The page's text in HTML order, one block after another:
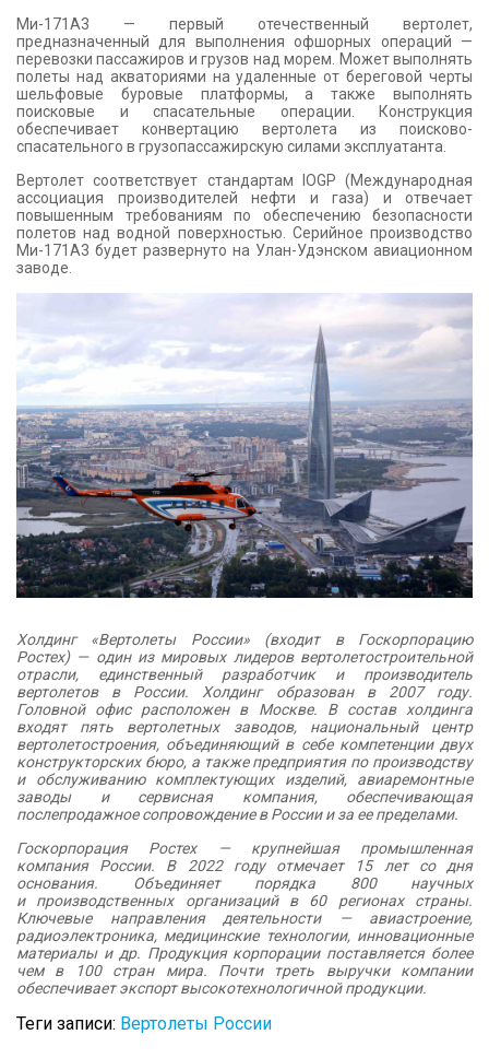
Ми-171А3 — первый отечественный вертолет,
предназначенный для выполнения офшорных операций —
перевозки пассажиров и грузов над морем. Может выполнять
полеты над акваториями на удаленные от береговой черты
шельфовые буровые платформы, а также выполнять
поисковые и спасательные операции. Конструкция
обеспечивает конвертацию вертолета из поисково-
спасательного в грузопассажирскую силами эксплуатанта.
Вертолет соответствует стандартам IOGP (Международная
ассоциация производителей нефти и газа) и отвечает
повышенным требованиям по обеспечению безопасности
полетов над водной поверхностью. Серийное производство
Ми-171А3 будет развернуто на Улан-Удэнском авиационном
заводе.
Холдинг «Вертолеты России» (входит в Госкорпорацию
Ростех) — один из мировых лидеров вертолетостроительной
отрасли, единственный разработчик и производитель
вертолетов в России. Холдинг образован в 2007 году.
Головной офис расположен в Москве. В состав холдинга
входят пять вертолетных заводов, национальный центр
вертолетостроения, объединяющий в себе компетенции двух
конструкторских бюро, а также предприятия по производству
и обслуживанию комплектующих изделий, авиаремонтные
заводы и сервисная компания, обеспечивающая
послепродажное сопровождение в России и за ее пределами.
Госкорпорация Ростех — крупнейшая промышленная
компания России. В 2022 году отмечает 15 лет со дня
основания. Объединяет порядка 800 научных
и производственных организаций в 60 регионах страны.
Ключевые направления деятельности — авиастроение,
радиоэлектроника, медицинские технологии, инновационные
материалы и др. Продукция корпорации поставляется более
чем в 100 стран мира. Почти треть выручки компании
обеспечивает экспорт высокотехнологичной продукции.
Теги записи: Вертолеты России